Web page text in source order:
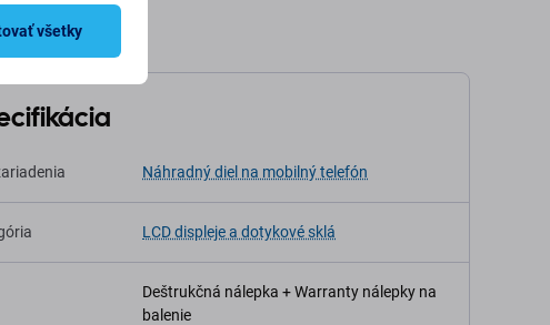
Náhradný diel na mobilný telefón
LCD displeje a dotykové sklá
Deštrukčná nálepka + Warranty nálepky na
balenie
všetky